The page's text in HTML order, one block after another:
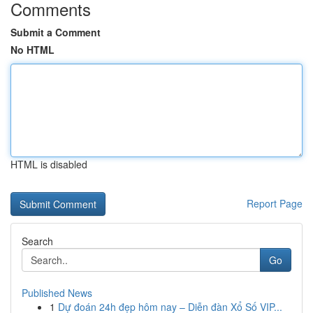
Comments
Submit a Comment
No HTML
HTML is disabled
Report Page
Search
Go
Published News
1 Dự đoán 24h đẹp hôm nay – Diễn đàn Xổ Số VIP...